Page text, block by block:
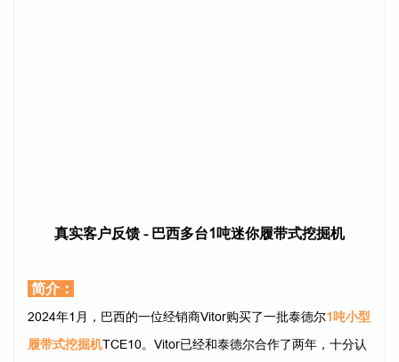
真实客户反馈 - 巴西多台1吨迷你履带式挖掘机
简介：
2024年1月，巴西的一位经销商Vitor购买了一批泰德尔1吨小型
履带式挖掘机TCE10。Vitor已经和泰德尔合作了两年，十分认